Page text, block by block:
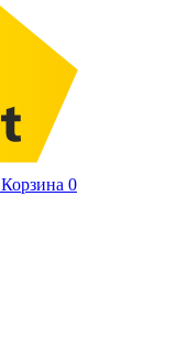
Корзина 0